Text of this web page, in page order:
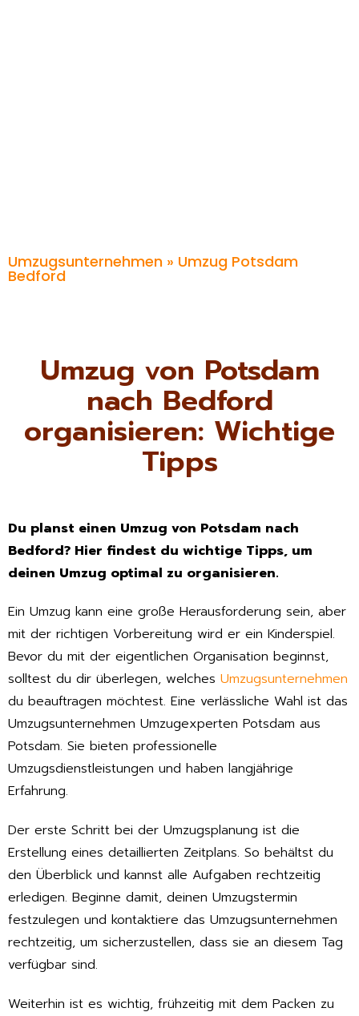
Umzugsunternehmen » Umzug Potsdam
Bedford
Umzug von Potsdam
nach Bedford
organisieren: Wichtige
Tipps
Du planst einen Umzug von Potsdam nach
Bedford? Hier findest du wichtige Tipps, um
deinen Umzug optimal zu organisieren.
Ein Umzug kann eine große Herausforderung sein, aber
mit der richtigen Vorbereitung wird er ein Kinderspiel.
Bevor du mit der eigentlichen Organisation beginnst,
solltest du dir überlegen, welches Umzugsunternehmen
du beauftragen möchtest. Eine verlässliche Wahl ist das
Umzugsunternehmen Umzugexperten Potsdam aus
Potsdam. Sie bieten professionelle
Umzugsdienstleistungen und haben langjährige
Erfahrung.
Der erste Schritt bei der Umzugsplanung ist die
Erstellung eines detaillierten Zeitplans. So behältst du
den Überblick und kannst alle Aufgaben rechtzeitig
erledigen. Beginne damit, deinen Umzugstermin
festzulegen und kontaktiere das Umzugsunternehmen
rechtzeitig, um sicherzustellen, dass sie an diesem Tag
verfügbar sind.
Weiterhin ist es wichtig, frühzeitig mit dem Packen zu